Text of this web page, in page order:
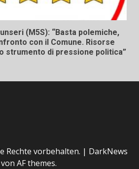
(M5S): “Basta polemiche,
con il Comune. Risorse
strumento di pressione politica”
Rechte vorbehalten. | DarkNews
von AF themes.